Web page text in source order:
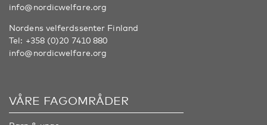
info@nordicwelfare.org
Nordens velferdssenter Finland
Tel: +358 (0)20 7410 880
info@nordicwelfare.org
VÅRE FAGOMRÅDER